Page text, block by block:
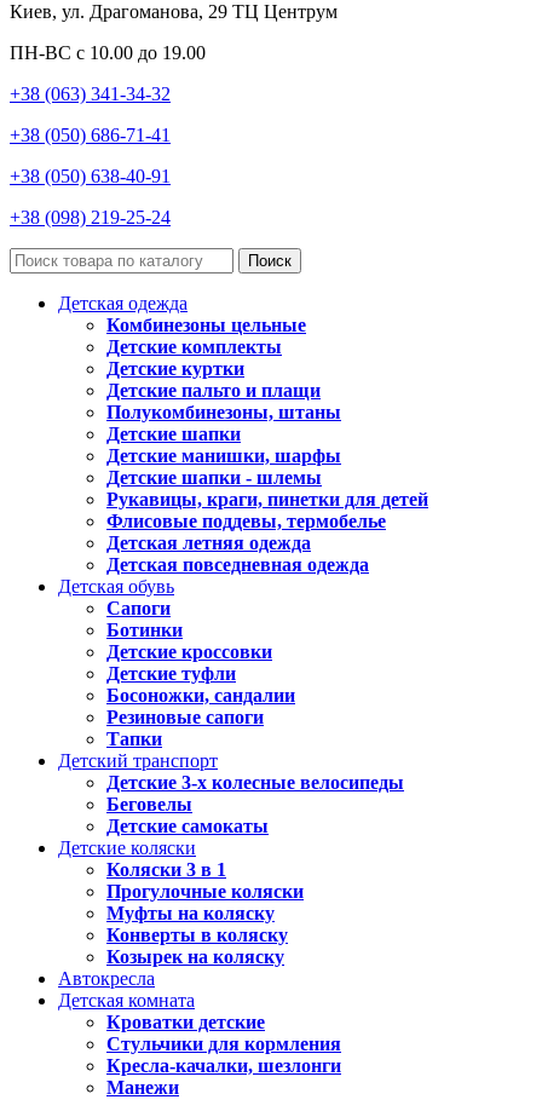
Киев, ул. Драгоманова, 29 ТЦ Центрум
ПН-ВС с 10.00 до 19.00
+38 (063) 341-34-32
+38 (050) 686-71-41
+38 (050) 638-40-91
+38 (098) 219-25-24
Поиск
Детская одежда
Комбинезоны цельные
Детские комплекты
Детские куртки
Детские пальто и плащи
Полукомбинезоны, штаны
Детские шапки
Детские манишки, шарфы
Детские шапки - шлемы
Рукавицы, краги, пинетки для детей
Флисовые поддевы, термобелье
Детская летняя одежда
Детская повседневная одежда
Детская обувь
Сапоги
Ботинки
Детские кроссовки
Детские туфли
Босоножки, сандалии
Резиновые сапоги
Тапки
Детский транспорт
Детские 3-х колесные велосипеды
Беговелы
Детские самокаты
Детские коляски
Коляски 3 в 1
Прогулочные коляски
Муфты на коляску
Конверты в коляску
Козырек на коляску
Автокресла
Детская комната
Кроватки детские
Стульчики для кормления
Кресла-качалки, шезлонги
Манежи